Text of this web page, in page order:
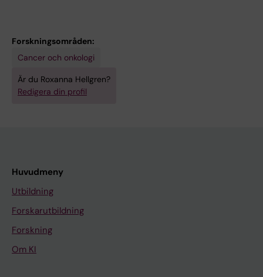
Forskningsområden:
Cancer och onkologi
Är du Roxanna Hellgren?
Redigera din profil
Huvudmeny
Utbildning
Forskarutbildning
Forskning
Om KI